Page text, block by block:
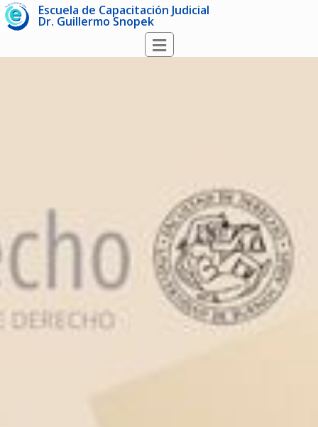
Escuela de Capacitación Judicial
Dr. Guillermo Snopek